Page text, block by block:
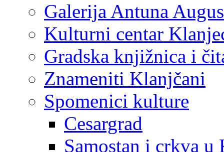
Galerija Antuna
Kulturni centar
Gradska knjižnica i
Znameniti Klanjčani
Spomenici kulture
Cesargrad
Samostan i crkva u